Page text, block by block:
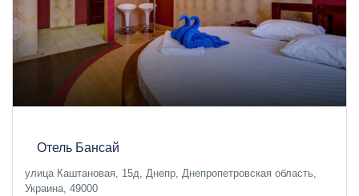
Отель Бансай
улица Каштановая, 15д, Днепр, Днепропетровская область,
Украина, 49000